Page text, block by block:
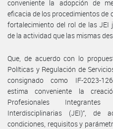
conveniente la adopción de
eficacia de los procedimientos de
fortalecimiento del rol de las JEI
de la actividad que las mismas
Que, de acuerdo con lo
Políticas y Regulación de
consignado como IF-2023-
estima conveniente la
Profesionales
Interdisciplinarias (JEI)”, de
condiciones, requisitos y